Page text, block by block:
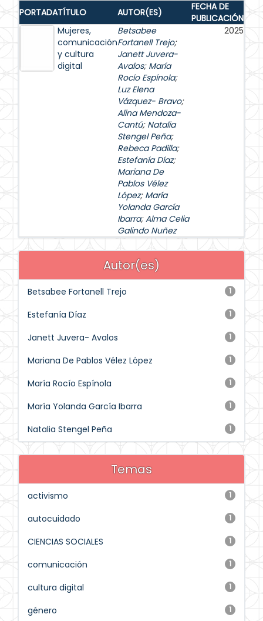
PORTADATÍTULO AUTOR(ES)
FECHA DE
PUBLICACIÓN
Mujeres,
comunicación
y cultura
digital
Betsabee
Fortanell Trejo;
Janett Juvera-
Avalos; María
Rocío Espínola;
Luz Elena
Vázquez- Bravo;
Alina Mendoza-
Cantú; Natalia
Stengel Peña;
Rebeca Padilla;
Estefanía Díaz;
Mariana De
Pablos Vélez
López; María
Yolanda García
Ibarra;Alma Celia
Galindo Nuñez
2025
Autor(es)
1
Betsabee Fortanell Trejo
1
Estefanía Díaz
1
Janett Juvera- Avalos
1
Mariana De Pablos Vélez López
1
María Rocío Espínola
1
María Yolanda García Ibarra
1
Natalia Stengel Peña
Temas
1
activismo
1
autocuidado
1
CIENCIAS SOCIALES
1
comunicación
1
cultura digital
1
género